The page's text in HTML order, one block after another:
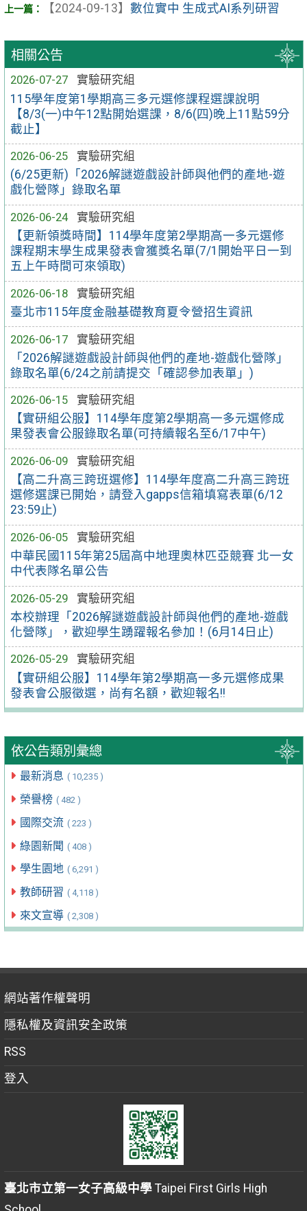
相關公告
2026-07-27
實驗研究組
115學年度第1學期高三多元選修課程選課說明
【8/3(一)中午12點開始選課，8/6(四)晚上11點59分
截止】
2026-06-25
實驗研究組
(6/25更新)「2026解謎遊戲設計師與他們的產地-遊
戲化營隊」錄取名單
2026-06-24
實驗研究組
【更新領獎時間】114學年度第2學期高一多元選修
課程期末學生成果發表會獲獎名單(7/1開始平日一到
五上午時間可來領取)
2026-06-18
實驗研究組
臺北市115年度金融基礎教育夏令營招生資訊
2026-06-17
實驗研究組
「2026解謎遊戲設計師與他們的產地-遊戲化營隊」
錄取名單(6/24之前請提交「確認參加表單」)
2026-06-15
實驗研究組
【實研組公服】114學年度第2學期高一多元選修成
果發表會公服錄取名單(可持續報名至6/17中午)
2026-06-09
實驗研究組
【高二升高三跨班選修】114學年度高二升高三跨班
選修選課已開始，請登入gapps信箱填寫表單(6/12
23:59止)
2026-06-05
實驗研究組
中華民國115年第25屆高中地理奧林匹亞競賽 北一女
中代表隊名單公告
2026-05-29
實驗研究組
本校辦理「2026解謎遊戲設計師與他們的產地-遊戲
化營隊」，歡迎學生踴躍報名參加！(6月14日止)
2026-05-29
實驗研究組
【實研組公服】114學年第2學期高一多元選修成果
發表會公服徵選，尚有名額，歡迎報名!!
依公告類別彙總
最新消息 ( 10,235 )
榮譽榜 ( 482 )
國際交流 ( 223 )
綠園新聞 ( 408 )
學生園地 ( 6,291 )
教師研習 ( 4,118 )
來文宣導 ( 2,308 )
【2024-09-13】 數位實中 生成式AI系列研習
網站著作權聲明
隱私權及資訊安全政策
RSS
登入
臺北市立第一女子高級中學Taipei First Girls High